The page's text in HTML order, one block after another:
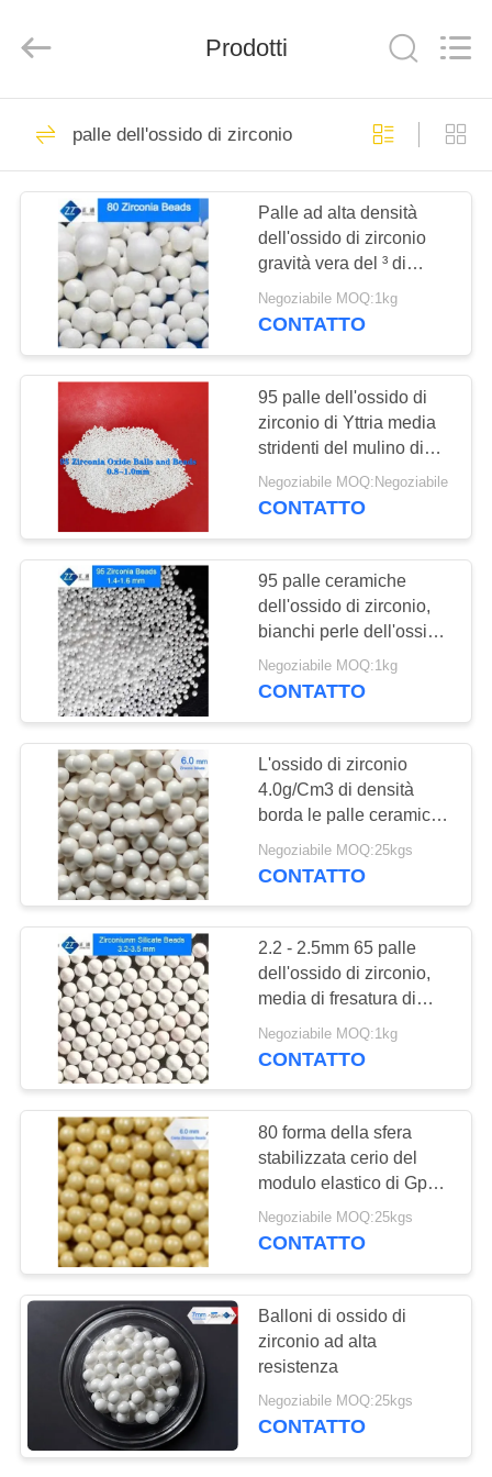
CASA
PRODOTTI
VIDEO
CIRCA
NOI
GIRO
DELLA
FABBRICA
CONTROLLO
QUALITÀ
CONTATTICI
NOTIZIE
RICHIEDA
UNA
CITAZIONE
MAPPA
DEL
SITO
POLITICA
SULLA
PRIVACY
Abrasive
Import&Export
Rights
Perle di ceramica
per sabbiatura
187
Media di brillamento
ceramici
170
Pallinatura ceramica
Perle di zirconio
media rettifica
80
perle del silicato di
zirconio
ceramica
macinatura media
20
Prodotti
palle dell'ossido di zirconio
Palle ad alta densità
dell'ossido di zirconio
gravità vera del ³ di
dimensione 5.2g/cm di
2.2mm - di 0,6
Negoziabile MOQ:1kg
CONTATTO
95 palle dell'ossido di
zirconio di Yttria media
stridenti del mulino di
1.0mm - di 0,8
Negoziabile MOQ:Negoziabile
CONTATTO
95 palle ceramiche
dell'ossido di zirconio,
bianchi perle dell'ossido
di zirconio di 0.2mm - di
0,1
Negoziabile MOQ:1kg
CONTATTO
L'ossido di zirconio
4.0g/Cm3 di densità
borda le palle ceramiche
di biossido di
zirconio dimensione di
Negoziabile MOQ:25kgs
CONTATTO
2.2 - 2.5mm 65 palle
dell'ossido di zirconio,
media di fresatura di
biossido di zirconio di
0.8mm - di 0,6
Negoziabile MOQ:1kg
CONTATTO
80 forma della sfera
stabilizzata cerio del
modulo elastico di Gpa
delle palle 200
dell'ossido di zirconio
Negoziabile MOQ:25kgs
CONTATTO
Balloni di ossido di
zirconio ad alta
resistenza
Negoziabile MOQ:25kgs
CONTATTO